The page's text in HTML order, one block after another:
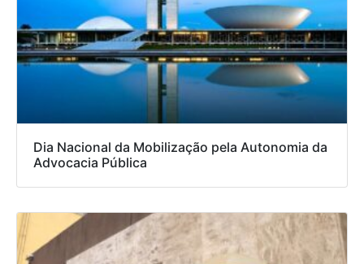
Dia Nacional da Mobilização pela Autonomia da
Advocacia Pública